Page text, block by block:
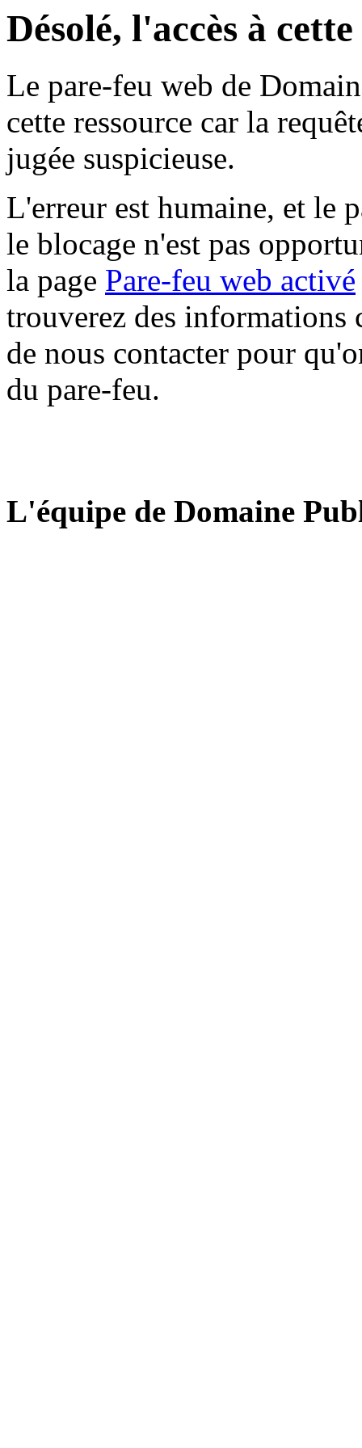
Désolé, l'accès à
Le pare-feu web de
cette ressource car la
jugée suspicieuse.
L'erreur est humaine, et le
le blocage n'est pas
la page Pare-feu web activé
trouverez des informations
de nous contacter pour
du pare-feu.
L'équipe de Domaine